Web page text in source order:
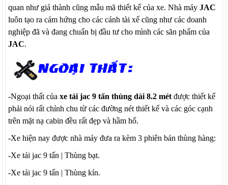
quan như giá thành cũng mẫu mã thiết kế của xe. Nhà máyJAC
luôn tạo ra cảm hứng cho các cánh tài xế cũng như các doanh
nghiệp đã và đang chuẩn bị đầu tư cho mình các sãn phẩm của
JAC.
-Ngoại thất củaxe tải jac 9 tấn thùng dài 8.2 mét được thiết kế
phải nói rất chỉnh chu từ các đường nét thiết kế và các góc cạnh
trên mặt nạ cabin đều rất đẹp và hầm hố.
-Xe hiện nay được nhà máy đưa ra kèm 3 phiên bản thùng hàng:
-Xe tải jac 9 tấn | Thùng bạt.
-Xe tải jac 9 tấn | Thùng kín.